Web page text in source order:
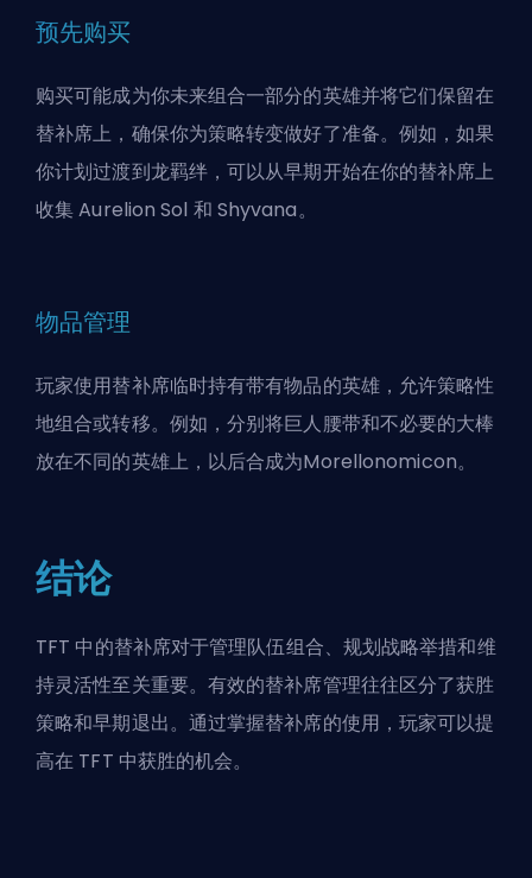
预先购买
购买可能成为你未来组合一部分的英雄并将它们保留在
替补席上，确保你为策略转变做好了准备。例如，如果
你计划过渡到龙羁绊，可以从早期开始在你的替补席上
收集 Aurelion Sol 和 Shyvana。
物品管理
玩家使用替补席临时持有带有物品的英雄，允许策略性
地组合或转移。例如，分别将巨人腰带和不必要的大棒
放在不同的英雄上，以后合成为Morellonomicon。
结论
TFT 中的替补席对于管理队伍组合、规划战略举措和维
持灵活性至关重要。有效的替补席管理往往区分了获胜
策略和早期退出。通过掌握替补席的使用，玩家可以提
高在 TFT 中获胜的机会。